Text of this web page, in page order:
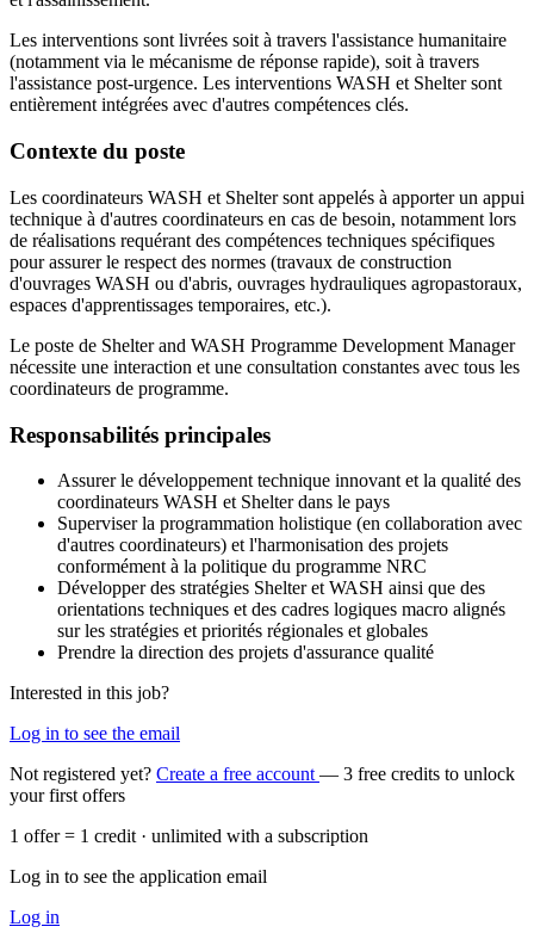
Les interventions sont livrées soit à travers l'assistance humanitaire
(notamment via le mécanisme de réponse rapide), soit à travers
l'assistance post-urgence. Les interventions WASH et Shelter sont
entièrement intégrées avec d'autres compétences clés.
Contexte du poste
Les coordinateurs WASH et Shelter sont appelés à apporter un appui
technique à d'autres coordinateurs en cas de besoin, notamment lors
de réalisations requérant des compétences techniques spécifiques
pour assurer le respect des normes (travaux de construction
d'ouvrages WASH ou d'abris, ouvrages hydrauliques agropastoraux,
espaces d'apprentissages temporaires, etc.).
Le poste de Shelter and WASH Programme Development Manager
nécessite une interaction et une consultation constantes avec tous les
coordinateurs de programme.
Responsabilités principales
Assurer le développement technique innovant et la qualité des
coordinateurs WASH et Shelter dans le pays
Superviser la programmation holistique (en collaboration avec
d'autres coordinateurs) et l'harmonisation des projets
conformément à la politique du programme NRC
Développer des stratégies Shelter et WASH ainsi que des
orientations techniques et des cadres logiques macro alignés
sur les stratégies et priorités régionales et globales
Prendre la direction des projets d'assurance qualité
Interested in this job?
Log in to see the email
Not registered yet? Create a free account — 3 free credits to unlock
your first offers
1 offer = 1 credit · unlimited with a subscription
Log in to see the application email
Log in